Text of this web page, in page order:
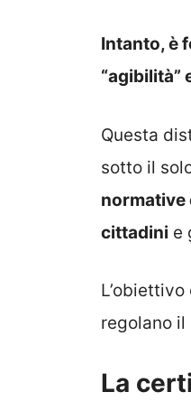
Intanto, è
“agibilità”
Questa
sotto il
normative
cittadini e
regolano
La